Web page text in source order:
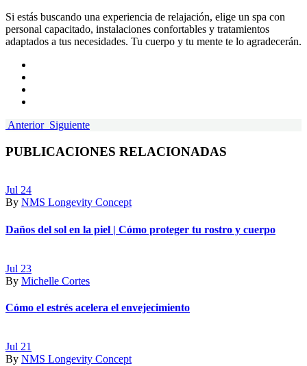
Si estás buscando una experiencia de relajación, elige un spa con
personal capacitado, instalaciones confortables y tratamientos
adaptados a tus necesidades. Tu cuerpo y tu mente te lo agradecerán.
Anterior Siguiente
PUBLICACIONES RELACIONADAS
Jul 24
By NMS Longevity Concept
Daños del sol en la piel | Cómo proteger tu rostro y cuerpo
Jul 23
By Michelle Cortes
Cómo el estrés acelera el envejecimiento
Jul 21
By NMS Longevity Concept